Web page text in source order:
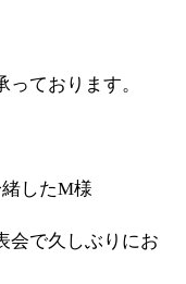
ております。
したM様
会で久しぶりにお